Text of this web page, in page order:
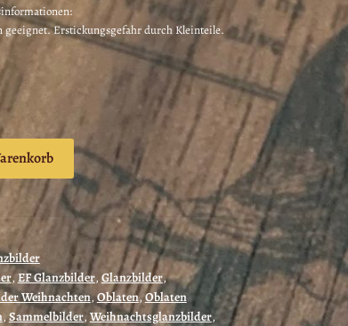
geeignet. Erstickungsgefahr durch Kleinteile.
,EF Glanzbilder, Glanzbilder,
Weihnachten,Oblaten,Oblaten
,Sammelbilder, Weihnachtsglanzbilder,